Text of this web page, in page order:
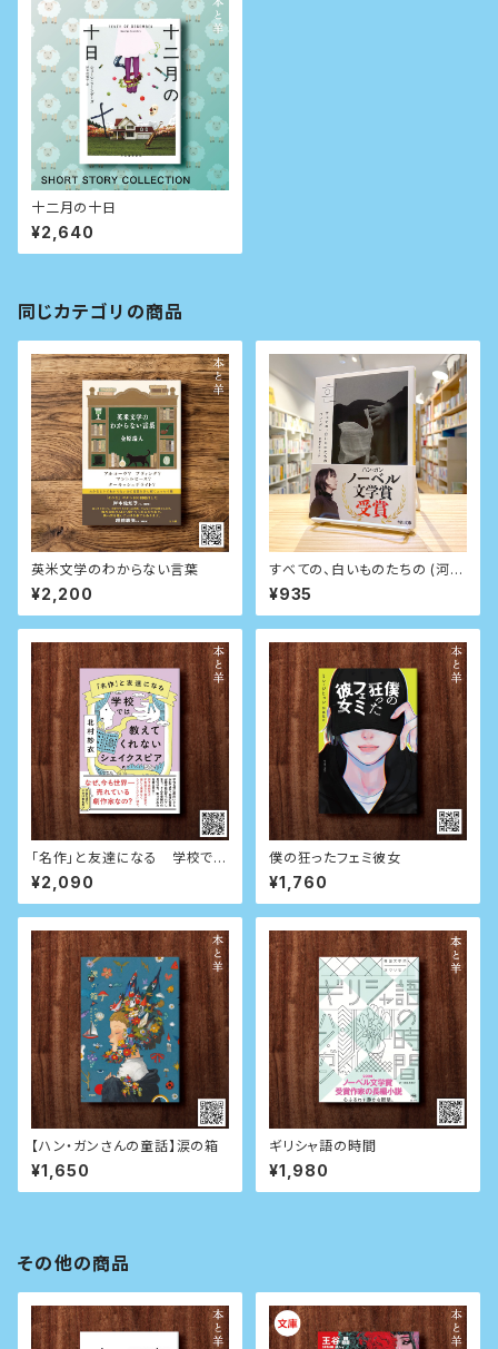
十二月の十日
¥2,640
同じカテゴリの商品
英米文学のわからない言葉
¥2,200
すべての、白いものたちの (河出
文庫)
¥935
「名作」と友達になる 学校では
教えてくれないシェイクスピア
¥2,090
僕の狂ったフェミ彼女
¥1,760
【ハン・ガンさんの童話】涙の箱
¥1,650
ギリシャ語の時間
¥1,980
その他の商品